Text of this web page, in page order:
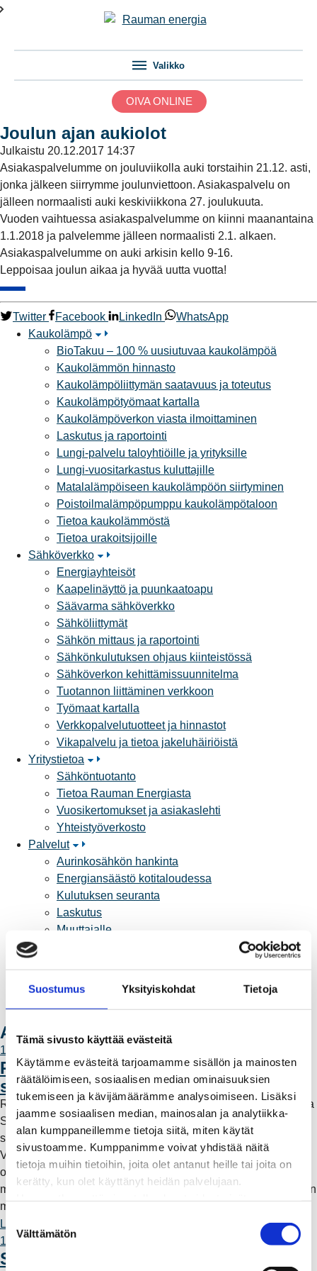
Suostumus Yksityiskohdat Tietoja
Tämä sivusto käyttää evästeitä
Käytämme evästeitä tarjoamamme sisällön ja mainosten
räätälöimiseen, sosiaalisen median ominaisuuksien
tukemiseen ja kävijämäärämme analysoimiseen. Lisäksi
jaamme sosiaalisen median, mainosalan ja analytiikka-
alan kumppaneillemme tietoja siitä, miten käytät
sivustoamme. Kumppanimme voivat yhdistää näitä
tietoja muihin tietoihin, joita olet antanut heille tai joita on
kerätty, kun olet käyttänyt heidän palvelujaan.
o
Välttämätön
Valikko
OIVA ONLINE
Joulun ajan aukiolot
Julkaistu 20.12.2017 14:37
Asiakaspalvelumme on jouluviikolla auki torstaihin 21.12. asti,
jonka jälkeen siirrymme joulunviettoon. Asiakaspalvelu on
jälleen normaalisti auki keskiviikkona 27. joulukuuta.
Vuoden vaihtuessa asiakaspalvelumme on kiinni maanantaina
1.1.2018 ja palvelemme jälleen normaalisti 2.1. alkaen.
Asiakaspalvelumme on auki arkisin kello 9-16.
Leppoisaa joulun aikaa ja hyvää uutta vuotta!
Twitter Facebook LinkedIn
WhatsApp
Kaukolämpö
BioTakuu – 100 % uusiutuvaa kaukolämpöä
Kaukolämmön hinnasto
Kaukolämpöliittymän saatavuus ja toteutus
Kaukolämpötyömaat kartalla
Kaukolämpöverkon viasta ilmoittaminen
Laskutus ja raportointi
Lungi-palvelu taloyhtiöille ja yrityksille
Lungi-vuositarkastus kuluttajille
Matalalämpöiseen kaukolämpöön siirtyminen
Poistoilmalämpöpumppu kaukolämpötaloon
Tietoa kaukolämmöstä
Tietoa urakoitsijoille
Sähköverkko
Energiayhteisöt
Kaapelinäyttö ja puunkaatoapu
Säävarma sähköverkko
Sähköliittymät
Sähkön mittaus ja raportointi
Sähkönkulutuksen ohjaus kiinteistössä
Sähköverkon kehittämissuunnitelma
Tuotannon liittäminen verkkoon
Työmaat kartalla
Verkkopalvelutuotteet ja hinnastot
Vikapalvelu ja tietoa jakeluhäiriöistä
Yritystietoa
Sähköntuotanto
Tietoa Rauman Energiasta
Vuosikertomukset ja asiakaslehti
Yhteistyöverkosto
Palvelut
Aurinkosähkön hankinta
Energiansäästö kotitaloudessa
Kulutuksen seuranta
Laskutus
Muuttajalle
Ajankohtaista
11.6.2026 12:00
Rauman Energia vahvistaa rooliaan
sähköntuotannossa
Rauman Energia on ostanut lisää osuuksia sähköntuotannosta
Suomessa ja Pohjoismaissa, kun Kokemäen Sähkö Oy myi
sähköntuotanto-osuutensa Rauman Energia Oy:lle.
Vappuaattona toteutunut kauppa parantaa yhtiön
omavaraisuutta ja lisää päästötöntä sähköntuotantoa. Mutta
mitä tämä tarkoittaa käytännössä – ja miksi sähköntuotantoa on
myös kaukana Raumalta?
Lue lisää
11.6.2026 12:00
Säävarma sähköverkko rakentuu